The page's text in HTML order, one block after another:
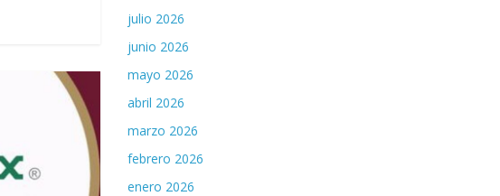
julio 2026
junio 2026
mayo 2026
abril 2026
marzo 2026
febrero 2026
enero 2026